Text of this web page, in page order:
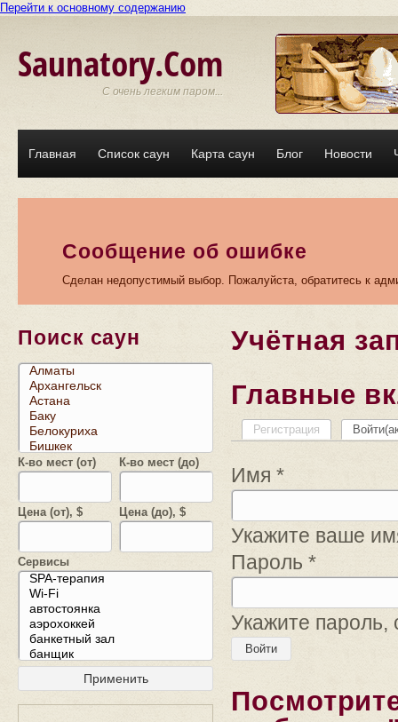
Перейти к основному содержанию
Saunatory.Com
С очень легким паром...
Главная Список саун Карта саун Блог Новости
Сообщение об ошибке
Сделан недопустимый выбор. Пожалуйста, обратитесь к
Поиск саун
К-во мест (от) К-во мест (до)
Цена (от), $ Цена (до), $
Сервисы
Учётная
Главные
Регистрация Войти
Имя *
Укажите ваше
Пароль *
Укажите